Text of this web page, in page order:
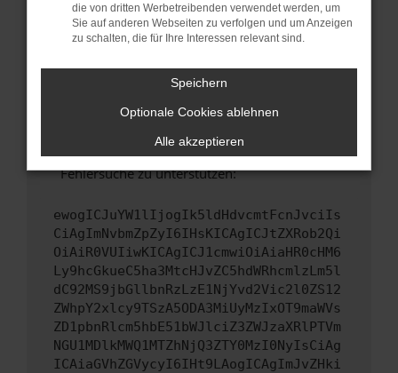
Sicherheitsrisiko, sondern kann auch dazu
führen, dass bestimmte Funktionen nicht mehr
unterstützt werden.
Wende dich an den Webseitenbetreiber.
Wenn du alle oben genannten Schritte versucht
hast, kontaktiere uns bitte. Wir werden
versuchen, das Problem zu beheben. Du kannst
uns diesen Text schicken, um uns bei der
Fehlersuche zu unterstützen:
ewogICJuYW1lIjogIk5ldHdvcmtFcnJvciIs
CiAgImNvbmZpZyI6IHsKICAgICJtZXRob2Qi
OiAiR0VUIiwKICAgICJ1cmwiOiAiaHR0cHM6
Ly9hcGkueC5ha3MtcHJvZC5hdWRhcmlzLm5l
dC92MS9jbGllbnRzLzE1NjYvd2Vic2l0ZS12
ZWhpY2xlcy9TSzA5ODA3MiUyMzIxOT9maWVs
ZD1pbnRlcm5hbE51bWJlciZ3ZWJzaXRlPTVm
NGU1MDlkMWQ1MTZhNjQ3ZTY0MzI0NyIsCiAg
ICAiaGVhZGVycyI6IHt9LAogICAgImJvZHki
die von dritten Werbetreibenden verwendet werden, um
Sie auf anderen Webseiten zu verfolgen und um Anzeigen
zu schalten, die für Ihre Interessen relevant sind.
Speichern
Optionale Cookies ablehnen
Alle akzeptieren